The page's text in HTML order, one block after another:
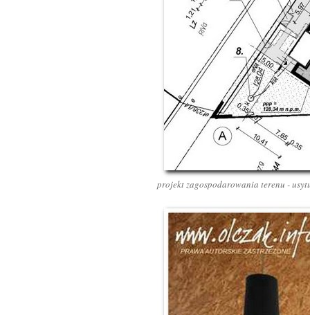
projekt zagospodarowania terenu -